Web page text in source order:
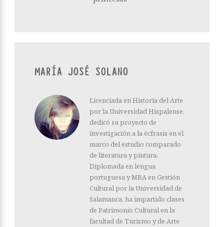
MARÍA JOSÉ SOLANO
Licenciada en Historia del Arte
por la Universidad Hispalense,
dedicó su proyecto de
investigación a la écfrasis en el
marco del estudio comparado
de literatura y pintura.
Diplomada en lengua
portuguesa y MBA en Gestión
Cultural por la Universidad de
Salamanca, ha impartido clases
de Patrimonio Cultural en la
facultad de Turismo y de Arte